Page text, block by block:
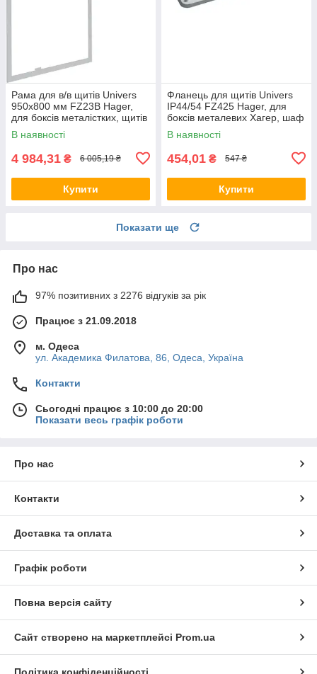
Рама для в/в щитів Univers
950x800 мм FZ23B Hager,
для боксів металістких, щитів
Хагер
В наявності
4 984,31 ₴ 6 005,19 ₴
Купити
Фланець для щитів Univers
IP44/54 FZ425 Hager, для
боксів металевих Хагер, шаф
В наявності
454,01 ₴ 547 ₴
Купити
Показати ще
Про нас
97% позитивних з 2276 відгуків за рік
Працює з 21.09.2018
м. Одеса
ул. Академика Филатова, 86, Одеса, Україна
Контакти
Сьогодні працює з 10:00 до 20:00
Показати весь графік роботи
Про нас
Контакти
Доставка та оплата
Графік роботи
Повна версія сайту
Сайт створено на маркетплейсі Prom.ua